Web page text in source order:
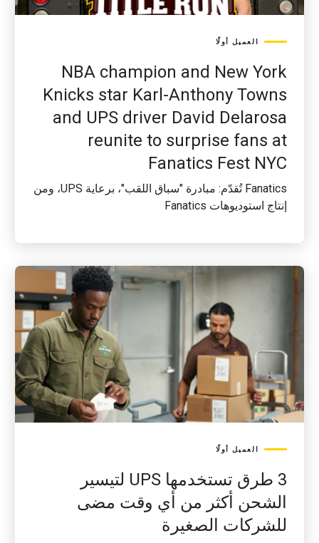
العميل أولًا
NBA champion and New York
Knicks star Karl-Anthony Towns
and UPS driver David Delarosa
reunite to surprise fans at
Fanatics Fest NYC
Fanatics تُقدّم: مبادرة "سباق اللقب"، برعاية UPS، ومن
إنتاج استوديوهات Fanatics
العميل أولًا
3 طرق تستخدمها UPS لتيسير
الشحن أكثر من أي وقت مضى
للشركات الصغيرة